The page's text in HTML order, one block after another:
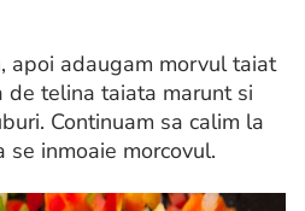
apoi adaugam morvul taiat
telina taiata marunt si
Continuam sa calim la
se inmoaie morcovul.